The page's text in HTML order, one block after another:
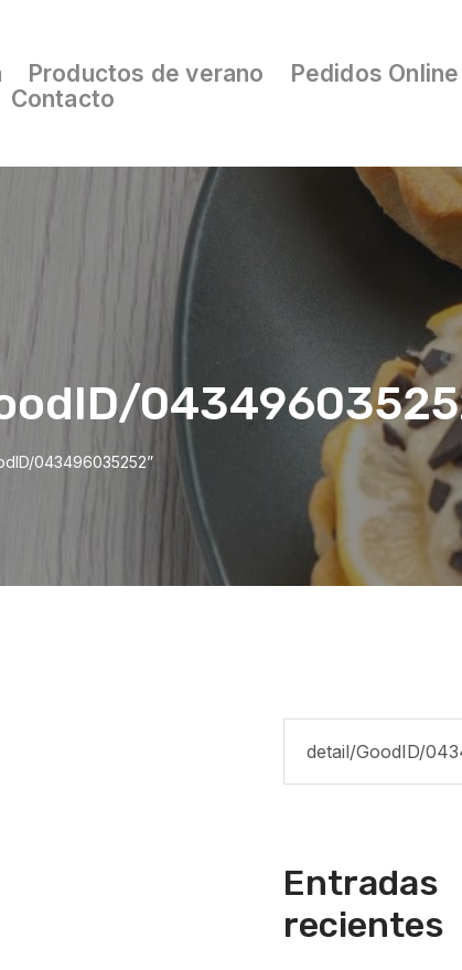
Productos de verano
Pedidos
Contacto
043496035252”
Entradas
recientes